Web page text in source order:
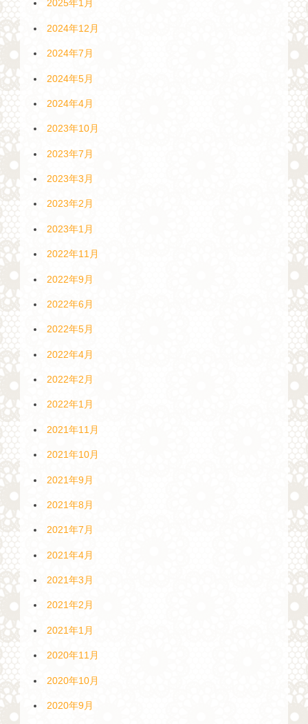
2025年1月
2024年12月
2024年7月
2024年5月
2024年4月
2023年10月
2023年7月
2023年3月
2023年2月
2023年1月
2022年11月
2022年9月
2022年6月
2022年5月
2022年4月
2022年2月
2022年1月
2021年11月
2021年10月
2021年9月
2021年8月
2021年7月
2021年4月
2021年3月
2021年2月
2021年1月
2020年11月
2020年10月
2020年9月